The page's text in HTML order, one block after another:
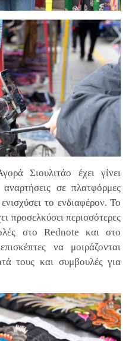
Σιουλιτάο έχει γίνει
σε πλατφόρμες
το ενδιαφέρον. Το
προσελκύσει περισσότερες
στο Rednote και στο
να μοιράζονται
τους και συμβουλές για